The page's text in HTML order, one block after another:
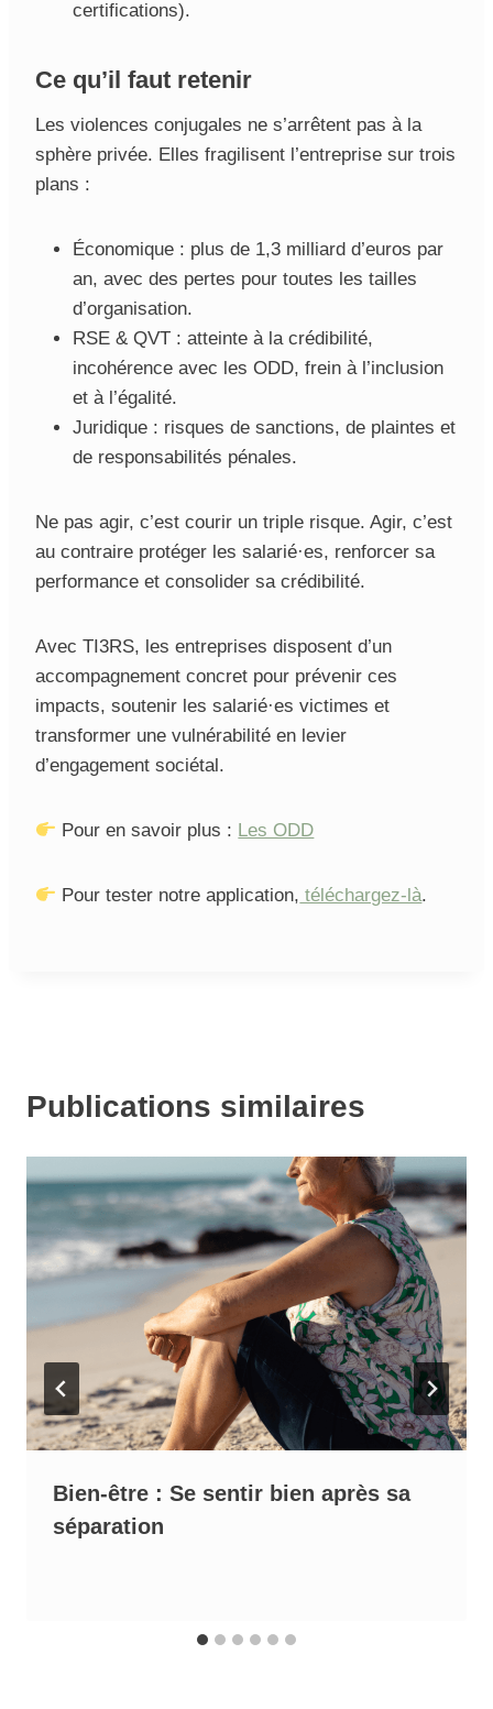
certifications).
Ce qu’il faut retenir
Les violences conjugales ne s’arrêtent pas à la
sphère privée. Elles fragilisent l’entreprise sur trois
plans :
Économique : plus de 1,3 milliard d’euros par
an, avec des pertes pour toutes les tailles
d’organisation.
RSE & QVT : atteinte à la crédibilité,
incohérence avec les ODD, frein à l’inclusion
et à l’égalité.
Juridique : risques de sanctions, de plaintes et
de responsabilités pénales.
Ne pas agir, c’est courir un triple risque. Agir, c’est
au contraire protéger les salarié·es, renforcer sa
performance et consolider sa crédibilité.
Avec TI3RS, les entreprises disposent d’un
accompagnement concret pour prévenir ces
impacts, soutenir les salarié·es victimes et
transformer une vulnérabilité en levier
d’engagement sociétal.
Pour en savoir plus : Les ODD
Pour tester notre application, téléchargez-là.
Publications similaires
Bien-être : Se sentir bien après sa
séparation